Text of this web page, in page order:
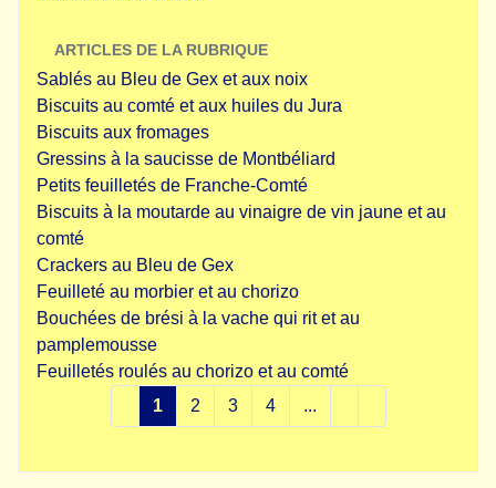
ARTICLES DE LA RUBRIQUE
Sablés au Bleu de Gex et aux noix
Biscuits au comté et aux huiles du Jura
Biscuits aux fromages
Gressins à la saucisse de Montbéliard
Petits feuilletés de Franche-Comté
Biscuits à la moutarde au vinaigre de vin jaune et au
comté
Crackers au Bleu de Gex
Feuilleté au morbier et au chorizo
Bouchées de brési à la vache qui rit et au
pamplemousse
Feuilletés roulés au chorizo et au comté
1
2 3 4 ...